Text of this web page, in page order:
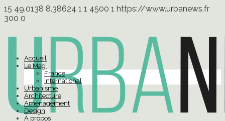
15 49.0138 8.38624 1 1 4500 1 https://www.urbanews.fr
300 0
Accueil
Le Mag’
France
International
Urbanisme
Architecture
Aménagement
Design
À propos